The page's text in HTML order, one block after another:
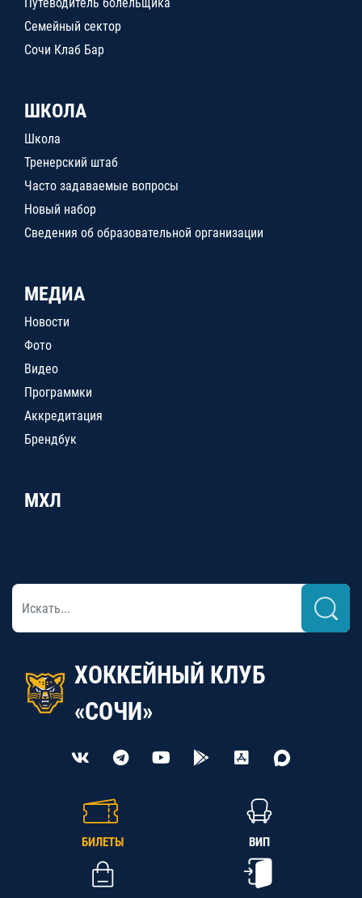
Семейный сектор
Сочи Клаб Бар
ШКОЛА
Школа
Тренерский штаб
Часто задаваемые вопросы
Новый набор
Сведения об образовательной организации
МЕДИА
Новости
Фото
Видео
Программки
Аккредитация
Брендбук
МХЛ
ХОККЕЙНЫЙ КЛУБ
«СОЧИ»
БИЛЕТЫ ВИП